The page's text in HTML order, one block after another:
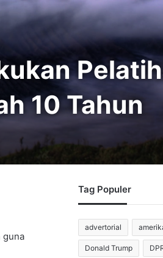
10 Tahun
guna
Tag Populer
advertorial
Donald Trump